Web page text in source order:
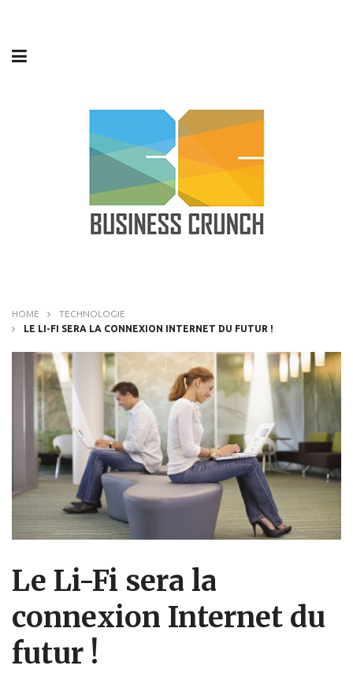
HOME
TECHNOLOGIE
LE LI-FI SERA LA CONNEXION INTERNET DU FUTUR !
Le Li-Fi sera la
connexion Internet du
futur !